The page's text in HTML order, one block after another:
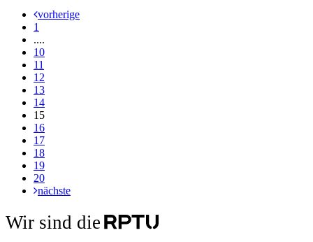
vorherige
1
....
10
11
12
13
14
15
16
17
18
19
20
nächste
Wir sind die